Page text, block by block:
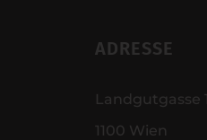
ADRESSE
Landgutgasse
1100 Wien